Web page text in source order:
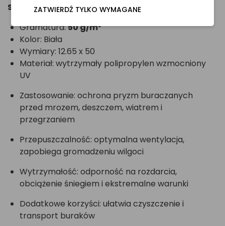
Specyfikacja:
Gramatura:50 g/m²
Kolor: Biała
Wymiary: 12.65 x 50
Materiał: wytrzymały polipropylen wzmocniony
UV
Zastosowanie: ochrona pryzm buraczanych
przed mrozem, deszczem, wiatrem i
przegrzaniem
Przepuszczalność: optymalna wentylacja,
zapobiega gromadzeniu wilgoci
Wytrzymałość: odporność na rozdarcia,
obciążenie śniegiem i ekstremalne warunki
Dodatkowe korzyści: ułatwia czyszczenie i
transport buraków
ZATWIERDŹ TYLKO WYMAGANE